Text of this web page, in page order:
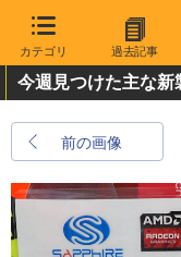
カテゴリ 過去記事
今週見つけた主な
前の画像